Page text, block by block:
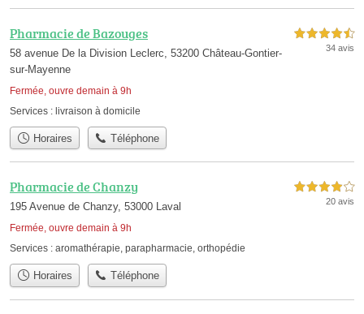
Pharmacie de Bazouges
58 avenue De la Division Leclerc, 53200 Château-Gontier-
sur-Mayenne
Fermée, ouvre demain à 9h
4,5 étoiles sur 5
34 avis
Services : livraison à domicile
Horaires Téléphone
Pharmacie de Chanzy
195 Avenue de Chanzy, 53000 Laval
Fermée, ouvre demain à 9h
4,0 étoiles sur 5
20 avis
Services : aromathérapie, parapharmacie, orthopédie
Horaires Téléphone